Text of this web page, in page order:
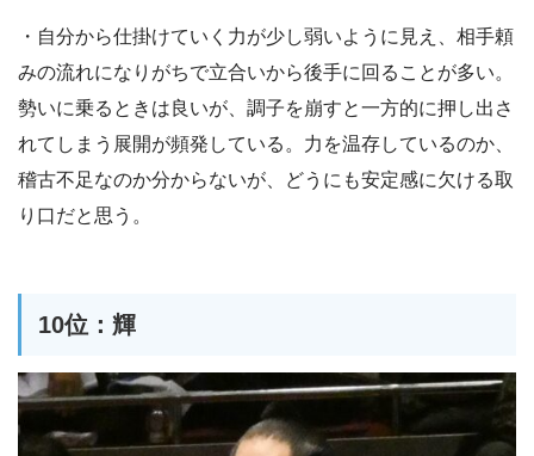
・自分から仕掛けていく力が少し弱いように見え、相手頼
みの流れになりがちで立合いから後手に回ることが多い。
勢いに乗るときは良いが、調子を崩すと一方的に押し出さ
れてしまう展開が頻発している。力を温存しているのか、
稽古不足なのか分からないが、どうにも安定感に欠ける取
り口だと思う。
10位：輝